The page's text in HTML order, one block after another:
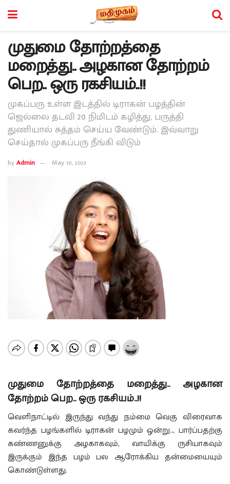
முதுமை தோற்றத்தை
மறைத்து.. அழகான தோற்றம்
பெற.. ஒரு ரகசியம்..!!
முகப்பரு உள்ள இடத்தில் டிராகன் பழத்தின்
ஜெல்லை தடவி 20 நிமிடம் கழித்து, பருத்தி
துணியால் சுத்தம் செய்ய வேண்டும். இவ்வாறு
செய்தால் முகப்பரு நீங்கி விடும்
byAdmin May 10, 2023
முதுமை தோற்றத்தை மறைத்து.. அழகான
தோற்றம் பெற.. ஒரு ரகசியம்..!!
வெளிநாட்டில் இருந்து வந்து நம்மை வெகு விரைவாக
கவர்ந்த பழங்களில் டிராகன் பழமும் ஒன்று.., பார்ப்பதற்கு
கண்ணனுக்கு அழகாகவும், வாயிக்கு ருசியாகவும்
இருக்கும் இந்த பழம் பல ஆரோக்கிய தன்மையையும்
கொண்டுள்ளது.